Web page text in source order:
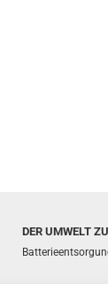
DER UMWELT